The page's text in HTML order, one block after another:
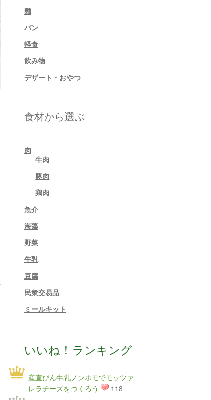
麺
パン
軽食
飲み物
デザート・おやつ
食材から選ぶ
肉
牛肉
豚肉
鶏肉
魚介
海藻
野菜
牛乳
豆腐
民衆交易品
ミールキット
いいね！ランキング
産直びん牛乳ノンホモでモッツァ
レラチーズをつくろう
118